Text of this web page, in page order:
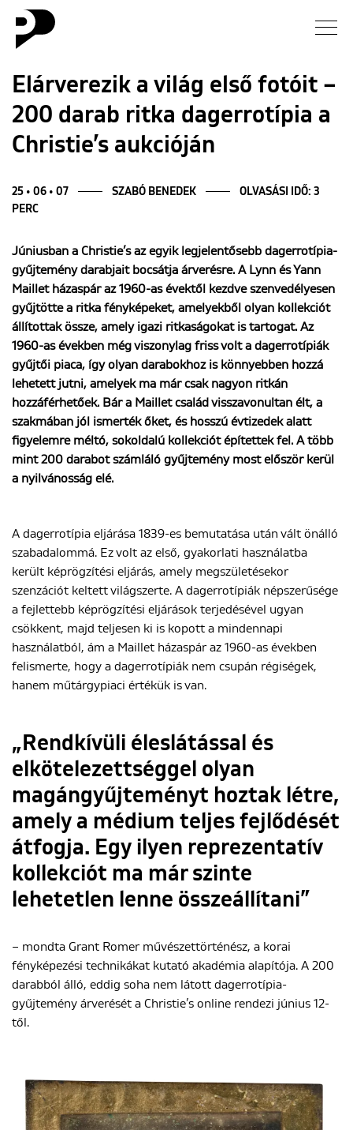
Hírek
Galéria
Blog
Rólunk
ENGLISH
Elárverezik a világ első fotóit –
200 darab ritka dagerrotípia a
Christie’s aukcióján
25 • 06 • 07 SZABÓ BENEDEK
OLVASÁSI IDŐ: 3
PERC
Júniusban a Christie’s az egyik legjelentősebb dagerrotípia-
gyűjtemény darabjait bocsátja árverésre. A Lynn és Yann
Maillet házaspár az 1960-as évektől kezdve szenvedélyesen
gyűjtötte a ritka fényképeket, amelyekből olyan kollekciót
állítottak össze, amely igazi ritkaságokat is tartogat. Az
1960-as években még viszonylag friss volt a dagerrotípiák
gyűjtői piaca, így olyan darabokhoz is könnyebben hozzá
lehetett jutni, amelyek ma már csak nagyon ritkán
hozzáférhetőek. Bár a Maillet család visszavonultan élt, a
szakmában jól ismerték őket, és hosszú évtizedek alatt
figyelemre méltó, sokoldalú kollekciót építettek fel. A több
mint 200 darabot számláló gyűjtemény most először kerül
a nyilvánosság elé.
A dagerrotípia eljárása 1839-es bemutatása után vált önálló
szabadalommá. Ez volt az első, gyakorlati használatba
került képrögzítési eljárás, amely megszületésekor
szenzációt keltett világszerte. A dagerrotípiák népszerűsége
a fejlettebb képrögzítési eljárások terjedésével ugyan
csökkent, majd teljesen ki is kopott a mindennapi
használatból, ám a Maillet házaspár az 1960-as években
felismerte, hogy a dagerrotípiák nem csupán régiségek,
hanem műtárgypiaci értékük is van.
„Rendkívüli éleslátással és
elkötelezettséggel olyan
magángyűjteményt hoztak létre,
amely a médium teljes fejlődését
átfogja. Egy ilyen reprezentatív
kollekciót ma már szinte
lehetetlen lenne összeállítani”
– mondta Grant Romer művészettörténész, a korai
fényképezési technikákat kutató akadémia alapítója. A 200
darabból álló, eddig soha nem látott dagerrotípia-
gyűjtemény árverését a Christie’s online rendezi június 12-
től.